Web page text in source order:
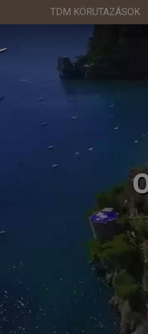
TDM KÖRUTAZÁSOK